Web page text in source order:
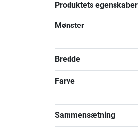
Produktets egenskaber
Mønster
Bredde
Farve
Sammensætning